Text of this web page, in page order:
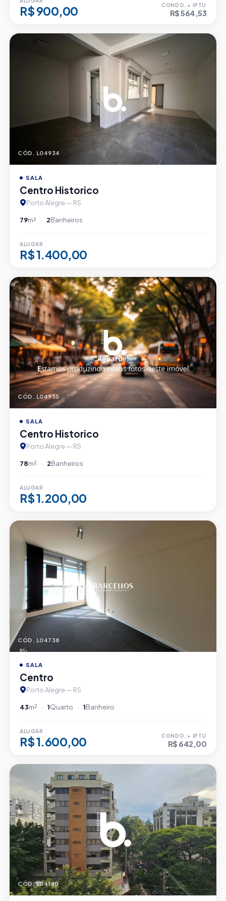
R$ 900,00 CONDO. + IPTU
R$ 564,53
CÓD. L04934
SALA
Centro Historico
Porto Alegre — RS
79m² 2Banheiros
ALUGAR
R$ 1.400,00
CÓD. L04935
SALA
Centro Historico
Porto Alegre — RS
78m² 2Banheiros
ALUGAR
R$ 1.200,00
CÓD. L04738
SALA
Centro
Porto Alegre — RS
43m² 1Quarto 1Banheiro
ALUGAR
R$ 1.600,00 CONDO. + IPTU
R$ 642,00
CÓD. L04160